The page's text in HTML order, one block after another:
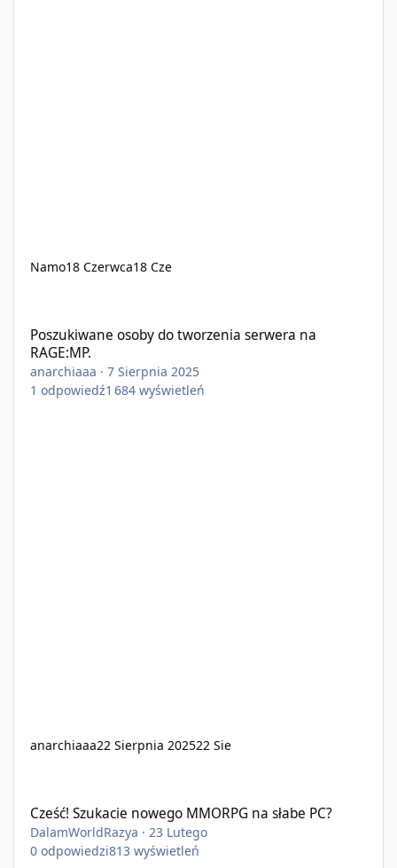
Namo18 Czerwca18 Cze
Poszukiwane osoby do tworzenia serwera na
RAGE:MP.
anarchiaaa ·7 Sierpnia 2025
1 odpowiedź1 684 wyświetleń
anarchiaaa22 Sierpnia 202522 Sie
Cześć! Szukacie nowego MMORPG na słabe PC?
DalamWorldRazya ·23 Lutego
0 odpowiedzi813 wyświetleń